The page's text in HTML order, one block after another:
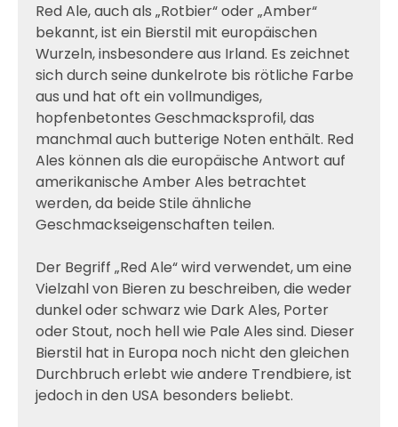
Red Ale, auch als „Rotbier“ oder „Amber“
bekannt, ist ein Bierstil mit europäischen
Wurzeln, insbesondere aus Irland. Es zeichnet
sich durch seine dunkelrote bis rötliche Farbe
aus und hat oft ein vollmundiges,
hopfenbetontes Geschmacksprofil, das
manchmal auch butterige Noten enthält. Red
Ales können als die europäische Antwort auf
amerikanische Amber Ales betrachtet
werden, da beide Stile ähnliche
Geschmackseigenschaften teilen.
Der Begriff „Red Ale“ wird verwendet, um eine
Vielzahl von Bieren zu beschreiben, die weder
dunkel oder schwarz wie Dark Ales, Porter
oder Stout, noch hell wie Pale Ales sind. Dieser
Bierstil hat in Europa noch nicht den gleichen
Durchbruch erlebt wie andere Trendbiere, ist
jedoch in den USA besonders beliebt.